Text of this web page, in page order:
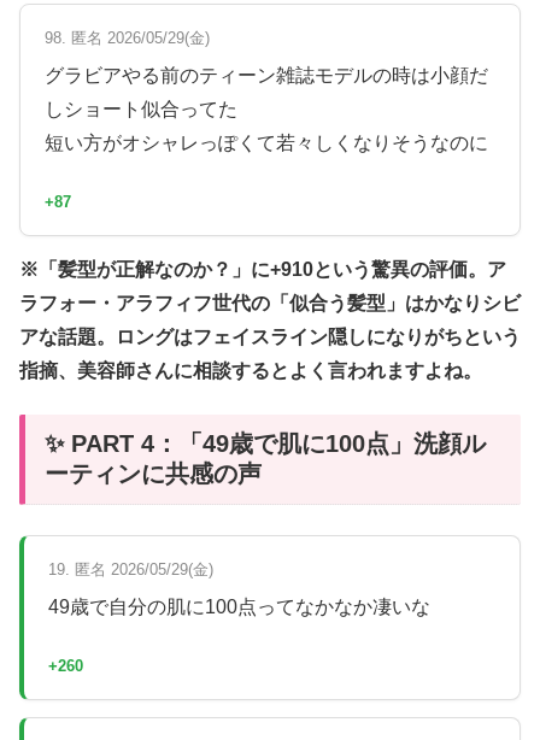
98. 匿名 2026/05/29(金)
グラビアやる前のティーン雑誌モデルの時は小顔だ
しショート似合ってた
短い方がオシャレっぽくて若々しくなりそうなのに
+87
※「髪型が正解なのか？」に+910という驚異の評価。ア
ラフォー・アラフィフ世代の「似合う髪型」はかなりシビ
アな話題。ロングはフェイスライン隠しになりがちという
指摘、美容師さんに相談するとよく言われますよね。
✨ PART 4：「49歳で肌に100点」洗顔ル
ーティンに共感の声
19. 匿名 2026/05/29(金)
49歳で自分の肌に100点ってなかなか凄いな
+260